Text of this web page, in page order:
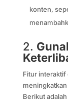
konten,
2.
Fitur interaktif
Berikut